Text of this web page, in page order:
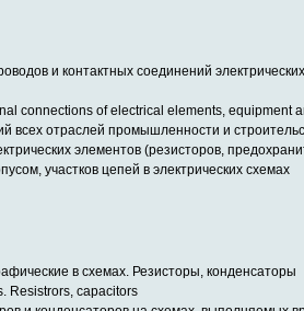
и контактных соединений
connections of electrical elements, equipment
всех отраслей промышленности и
элементов (резисторов,
участков цепей в электрических схемах
в схемах. Резисторы, конденсаторы
Resistrors, capacitors